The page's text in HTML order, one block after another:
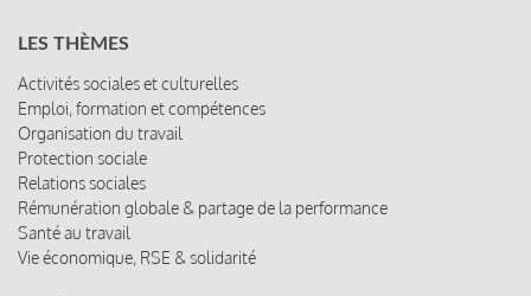
LES THÈMES
Activités sociales et culturelles
Emploi, formation et compétences
Organisation du travail
Protection sociale
Relations sociales
Rémunération globale & partage de la performance
Santé au travail
Vie économique, RSE & solidarité